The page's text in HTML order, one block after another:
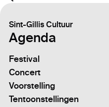
Sint-Gillis Cultuur
Agenda
Festival
Concert
Voorstelling
Tentoonstellingen